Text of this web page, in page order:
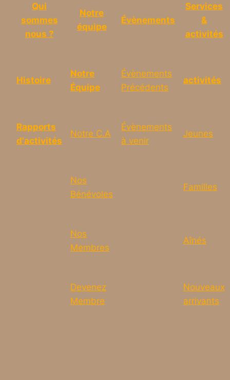
Qui
sommes
nous ?
Notre
équipe
Évènements
Services
&
activités
Histoire
Notre
Équipe
Évènements
Précédents
activités
Rapports
d'activités
Notre C.A
Évènements
à venir
Jeunes
Nos
Bénévoles
Familles
Nos
Membres
Aînés
Devenez
Membre
Nouveaux
arrivants